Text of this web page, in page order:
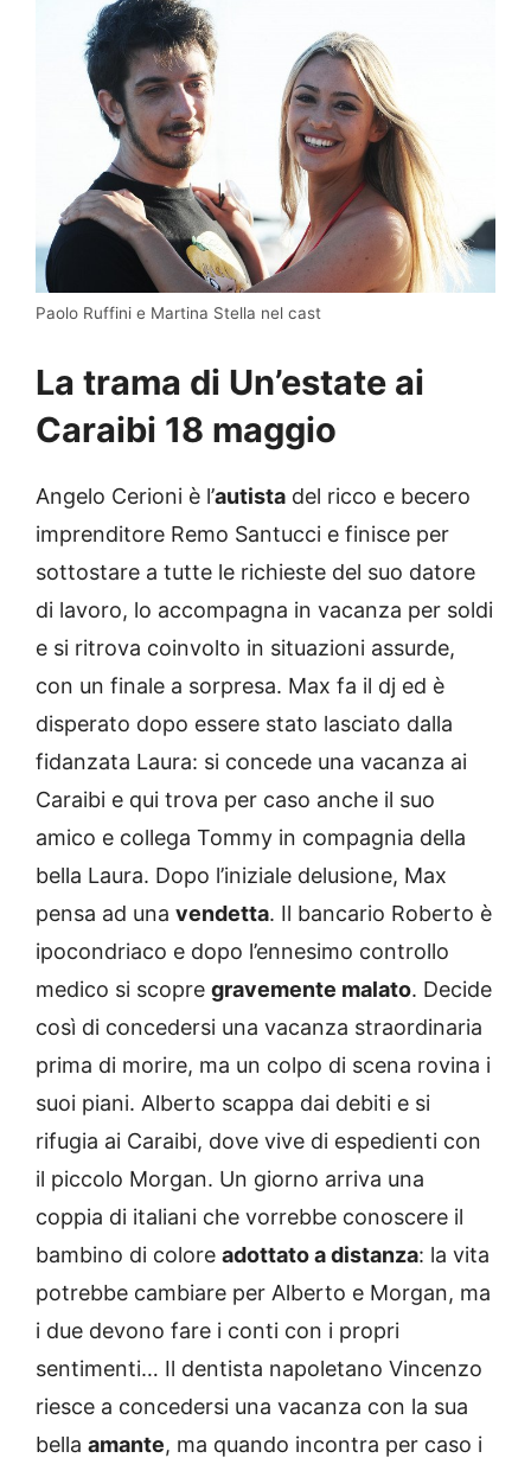
Paolo Ruffini e Martina Stella nel cast
La trama di Un’estate ai
Caraibi 18 maggio
Angelo Cerioni è l’autista del ricco e becero
imprenditore Remo Santucci e finisce per
sottostare a tutte le richieste del suo datore
di lavoro, lo accompagna in vacanza per soldi
e si ritrova coinvolto in situazioni assurde,
con un finale a sorpresa. Max fa il dj ed è
disperato dopo essere stato lasciato dalla
fidanzata Laura: si concede una vacanza ai
Caraibi e qui trova per caso anche il suo
amico e collega Tommy in compagnia della
bella Laura. Dopo l’iniziale delusione, Max
pensa ad una vendetta. Il bancario Roberto è
ipocondriaco e dopo l’ennesimo controllo
medico si scopre gravemente malato. Decide
così di concedersi una vacanza straordinaria
prima di morire, ma un colpo di scena rovina i
suoi piani. Alberto scappa dai debiti e si
rifugia ai Caraibi, dove vive di espedienti con
il piccolo Morgan. Un giorno arriva una
coppia di italiani che vorrebbe conoscere il
bambino di colore adottato a distanza: la vita
potrebbe cambiare per Alberto e Morgan, ma
i due devono fare i conti con i propri
sentimenti… Il dentista napoletano Vincenzo
riesce a concedersi una vacanza con la sua
bella amante, ma quando incontra per caso i